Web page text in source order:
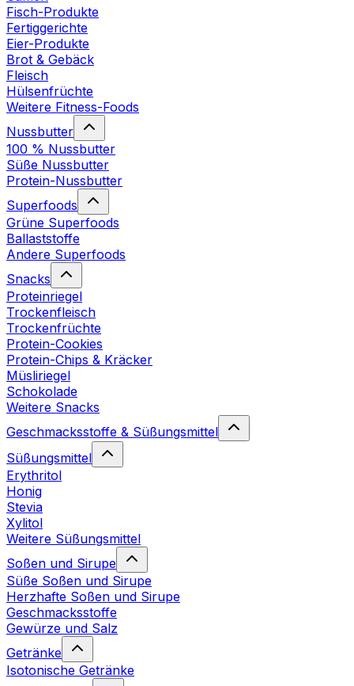
Fisch-Produkte
Fertiggerichte
Eier-Produkte
Brot & Gebäck
Fleisch
Hülsenfrüchte
Weitere Fitness-Foods
Nussbutter
100 % Nussbutter
Süße Nussbutter
Protein-Nussbutter
Superfoods
Grüne Superfoods
Ballaststoffe
Andere Superfoods
Snacks
Proteinriegel
Trockenfleisch
Trockenfrüchte
Protein-Cookies
Protein-Chips & Kräcker
Müsliriegel
Schokolade
Weitere Snacks
Geschmacksstoffe & Süßungsmittel
Süßungsmittel
Erythritol
Honig
Stevia
Xylitol
Weitere Süßungsmittel
Soßen und Sirupe
Süße Soßen und Sirupe
Herzhafte Soßen und Sirupe
Geschmacksstoffe
Gewürze und Salz
Getränke
Isotonische Getränke